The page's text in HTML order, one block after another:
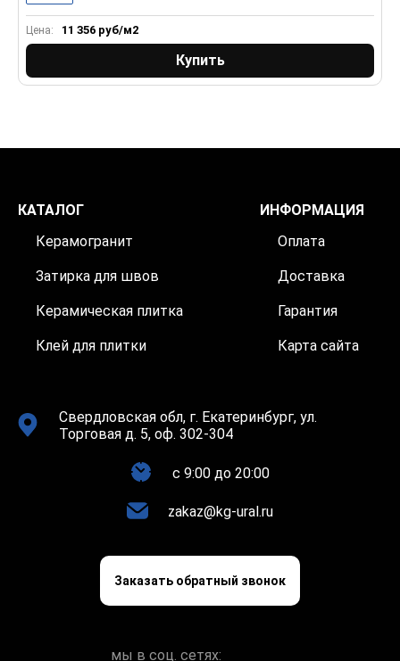
Цена: 11 356 руб/м2
Купить
КАТАЛОГ
Керамогранит
Затирка для швов
Керамическая плитка
Клей для плитки
ИНФОРМАЦИЯ
Оплата
Доставка
Гарантия
Карта сайта
Свердловская обл, г. Екатеринбург, ул.
Торговая д. 5, оф. 302-304
c 9:00 до 20:00
zakaz@kg-ural.ru
Заказать обратный звонок
мы в соц. сетях: